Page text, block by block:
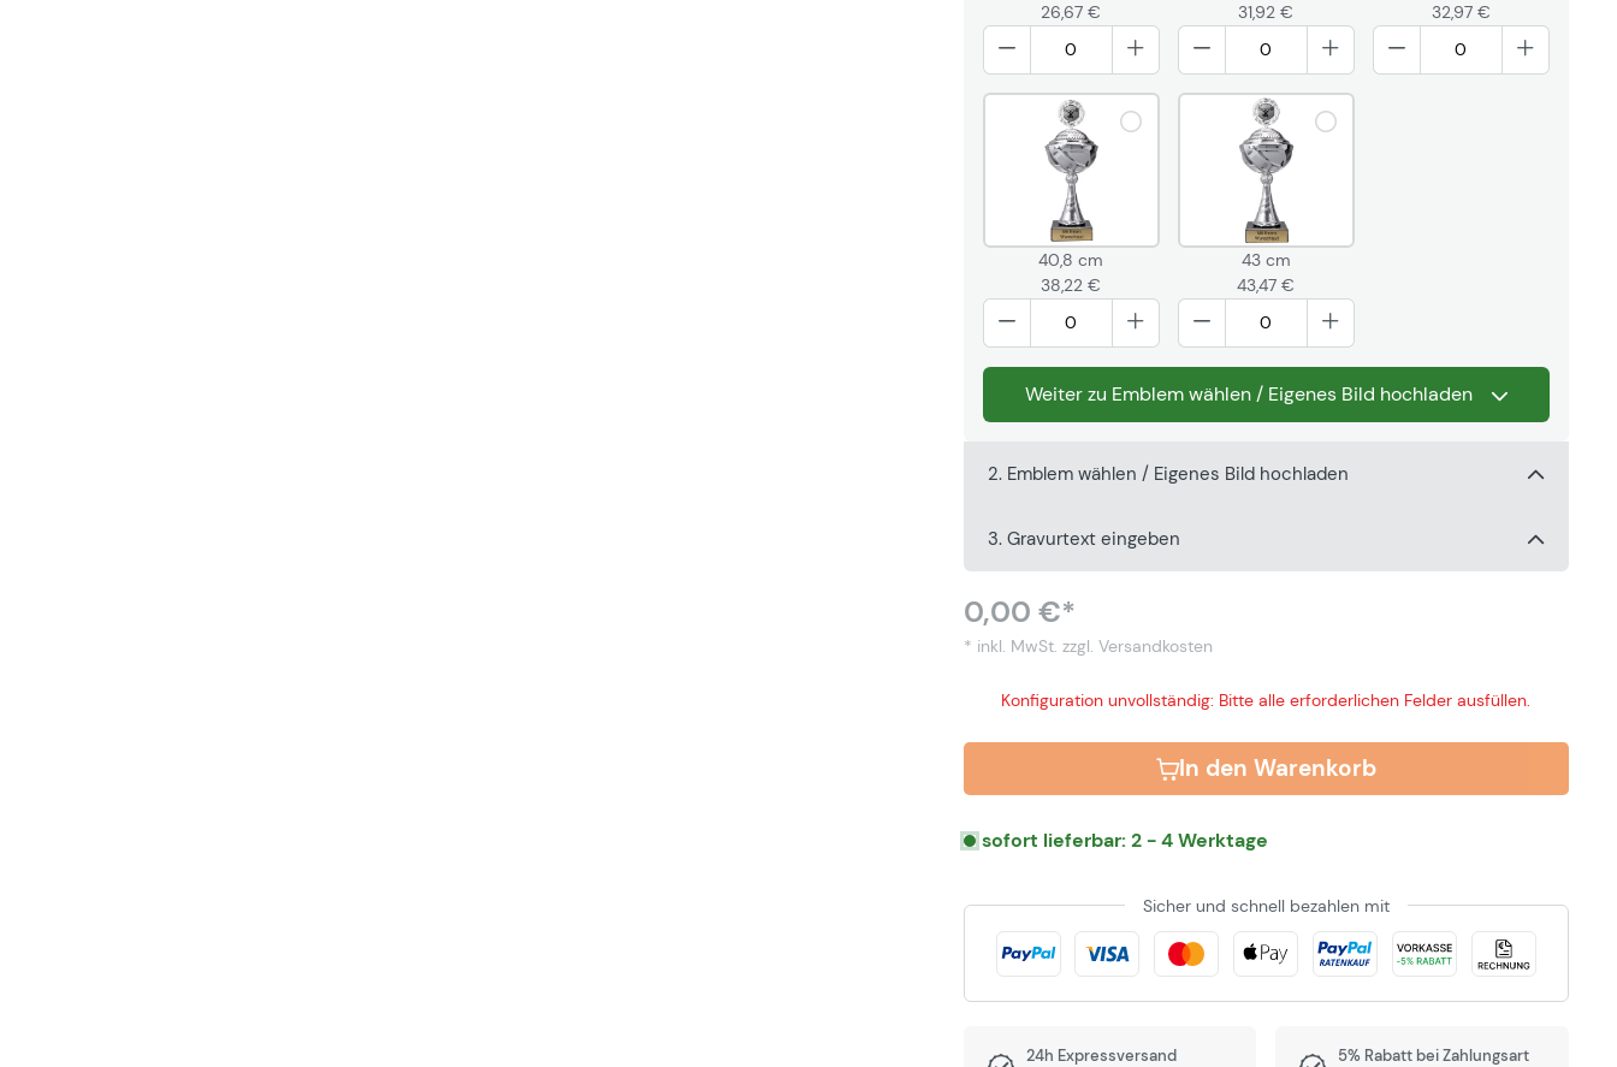
26,67 €
31,92 €
32,97 €
40,8 cm
38,22 €
43 cm
43,47 €
Weiter zu Emblem wählen / Eigenes Bild hochladen
2. Emblem wählen / Eigenes Bild hochladen
3. Gravurtext eingeben
0,00 €*
* inkl. MwSt. zzgl. Versandkosten
Konfiguration unvollständig: Bitte alle erforderlichen Felder ausfüllen.
In den Warenkorb
sofort lieferbar: 2 - 4 Werktage
Sicher und schnell bezahlen mit
24h Expressversand
5% Rabatt bei Zahlungsart